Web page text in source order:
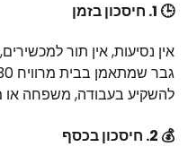
🕒 1.
חיסכון בזמן
אין נסיעות, אין תור
להשקיע בעבודה, משפחה או
💰 2.
חיסכון בכסף